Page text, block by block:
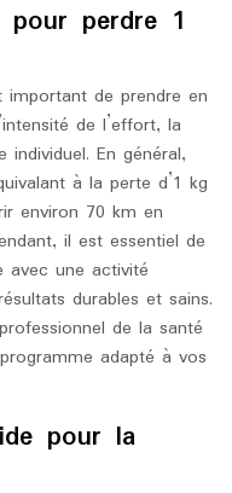
pour perdre 1
de prendre en
de l’effort, la
En général,
à la perte d’1 kg
environ 70 km en
il est essentiel de
avec une activité
durables et sains.
de la santé
adapté à vos
pour la